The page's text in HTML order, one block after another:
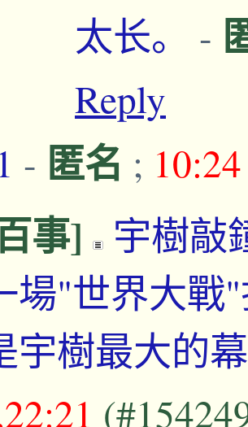
太长。 -
Reply
- 匿名 ;
事]
宇樹敲
場"世界大
宇樹最大的